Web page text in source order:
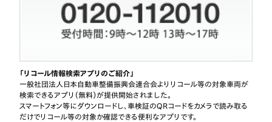
2015年5月14
【リコール】エレメント、シビックGXのリコール
2015年5月14
【リコール】旧型フィットなど10車種のリコール（運転者
2015年5月14
日
2014年12月
11日
【リコール】旧型フィットなど10車種のリコール
「リコール情報検索アプリのご紹介」
一般社団法人日本自動車整備振興会連合会よりリコール等の対象車両が
検索できるアプリ（無料）が提供開始されました。
スマートフォン等にダウンロードし、車検証のQRコードをカメラで読み取る
だけでリコール等の対象か確認できる便利なアプリです。